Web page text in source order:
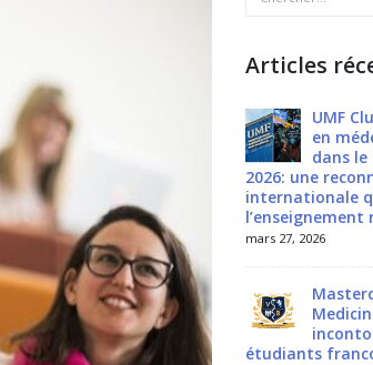
Articles
Une rencontre inspirante
au Sénat: 3 ans
d’engagement pour la
Roumaine du Syndrome de
2026
Médecine à l’étranger:
pourquoi autant de jeunes
Français choisissent la
2026
UMF
en
dans le
2026: une
internationale
mars 27, 2026
étudiants